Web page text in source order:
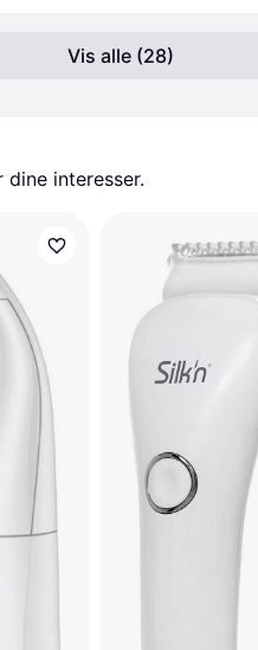
Vis alle (28)
interesser.